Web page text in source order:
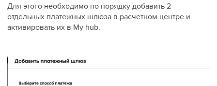
Для этого необходимо по порядку добавить 2
отдельных платежных шлюза в расчетном центре и
активировать их в My hub.